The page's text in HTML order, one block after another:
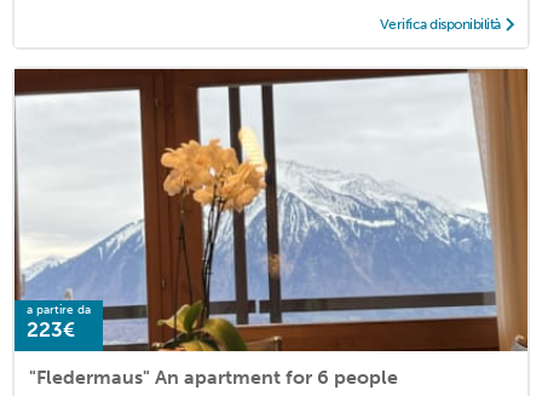
Verifica disponibilità
a partire da
223€
"Fledermaus" An apartment for 6 people